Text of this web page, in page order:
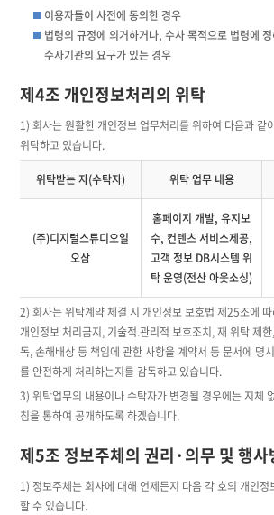
이용자들이 사전에 동의한 경우
법령의 규정에 의거하거나, 수사 목적으로 법령에
수사기관의 요구가 있는 경우
제4조 개인정보처리의 위탁
1) 회사는 원활한 개인정보 업무처리를 위하여 다음과 같
위탁하고 있습니다.
위탁받는 자(수탁자) 위탁 업무 내용
(주)디지털스튜디오일
오삼
홈페이지 개발, 유지보
수, 컨텐츠 서비스제공,
고객 정보 DB시스템 위
탁 운영(전산 아웃소싱)
2) 회사는 위탁계약 체결 시 개인정보 보호법 제25조에
개인정보 처리금지, 기술적.관리적 보호조치, 재 위탁 제
독, 손해배상 등 책임에 관한 사항을 계약서 등 문서에 명
를 안전하게 처리하는지를 감독하고 있습니다.
3) 위탁업무의 내용이나 수탁자가 변경될 경우에는 지체
침을 통하여 공개하도록 하겠습니다.
제5조 정보주체의 권리·의무 및 행사
1) 정보주체는 회사에 대해 언제든지 다음 각 호의 개인
할 수 있습니다.